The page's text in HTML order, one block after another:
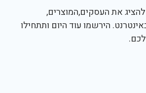
להציג את העסקים,המוצרים,
הירשמו עוד היום ותתחילו